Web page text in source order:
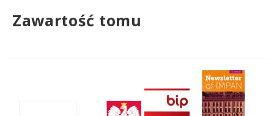
Zawartość tomu